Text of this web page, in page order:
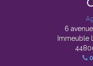
6
Immeuble